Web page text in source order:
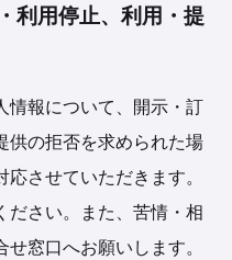
利用停止、利用・提
情報について、開示・訂
供の拒否を求められた場
させていただきます。
ださい。また、苦情・相
窓口へお願いします。